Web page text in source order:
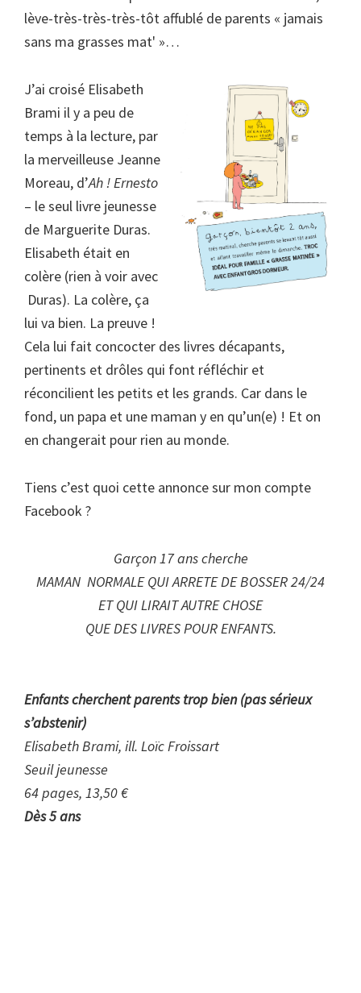
lève-très-très-très-tôt affublé de parents « jamais
sans ma grasses mat' »…
J’ai croisé Elisabeth
Brami il y a peu de
temps à la lecture, par
la merveilleuse Jeanne
Moreau, d’Ah ! Ernesto
– le seul livre jeunesse
de Marguerite Duras.
Elisabeth était en
colère (rien à voir avec
Duras). La colère, ça
lui va bien. La preuve !
Cela lui fait concocter des livres décapants,
pertinents et drôles qui font réfléchir et
réconcilient les petits et les grands. Car dans le
fond, un papa et une maman y en qu’un(e) ! Et on
en changerait pour rien au monde.
Tiens c’est quoi cette annonce sur mon compte
Facebook ?
Garçon 17 ans cherche
MAMAN NORMALE QUI ARRETE DE BOSSER 24/24
ET QUI LIRAIT AUTRE CHOSE
QUE DES LIVRES POUR ENFANTS.
Enfants cherchent parents trop bien (pas sérieux
s’abstenir)
Elisabeth Brami, ill. Loïc Froissart
Seuil jeunesse
64 pages, 13,50 €
Dès 5 ans